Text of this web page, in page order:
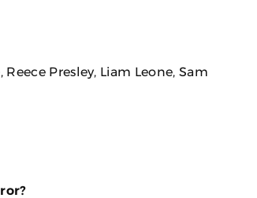
Presley, Liam Leone, Sam